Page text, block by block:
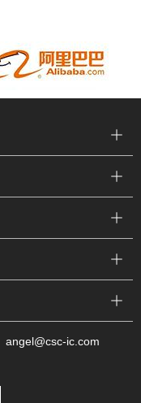
angel@csc-ic.com